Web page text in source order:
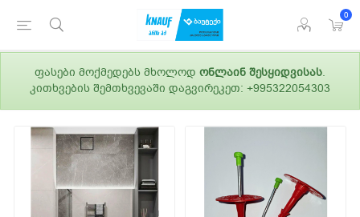
0
ფასები მოქმედებს მხოლოდ ონლაინ შესყიდვისას.
კითხვების შემთხვევაში დაგვირეკეთ: +995322054303